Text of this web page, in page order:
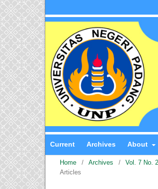
Current Archives About
Home / Archives / Vol. 7 No.
Articles